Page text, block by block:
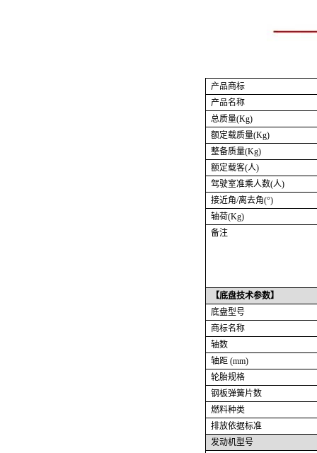
产品商标
产品名称
总质量(Kg)
额定载质量(Kg)
整备质量(Kg)
额定载客(人)
驾驶室准乘人数(人)
接近角/离去角(°)
轴荷(Kg)
备注
【底盘技术参数】
底盘型号
商标名称
轴数
轴距 (mm)
轮胎规格
钢板弹簧片数
燃料种类
排放依据标准
发动机型号